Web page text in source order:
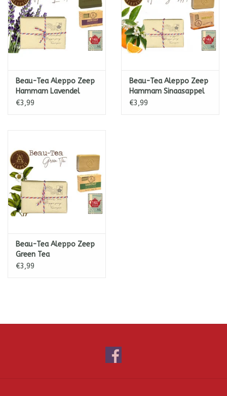
Tisanes (Rooibos, Kruiden &
Specerijen)
Beau-Tea Aleppo Zeep
Hammam Lavendel
€3,99
Beau-Tea Aleppo Zeep
Hammam Sinaasappel
€3,99
Beau-Tea Aleppo Zeep
Green Tea
€3,99